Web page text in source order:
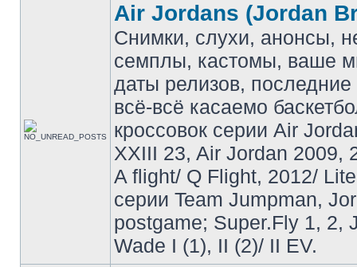
Air Jordans (Jordan
Снимки, слухи, анонсы,
семплы, кастомы, ваше
даты релизов, последние
всё-всё касаемо
кроссовок серии Air
XXIII 23, Air Jordan 2009,
A flight/ Q Flight, 2012/
серии Team Jumpman,
postgame; Super.Fly 1, 2,
Wade I (1), II (2)/ II EV.